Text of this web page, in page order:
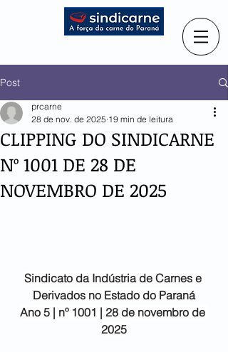
Post
CLIPPING DO SINDICARNE
Nº 1001 DE 28 DE
NOVEMBRO DE 2025
prcarne
28 de nov. de 2025 19 min de leitura
Sindicato da Indústria de Carnes e
Derivados no Estado do Paraná
Ano 5 | nº 1001 | 28 de novembro de
2025